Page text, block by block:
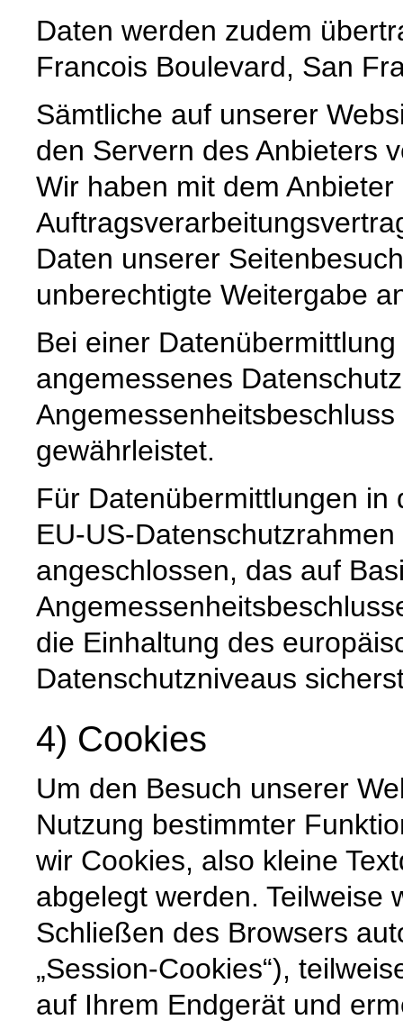
Daten werden zudem
Francois Boulevard, San
Sämtliche auf unserer
den Servern des Anbieters
Wir haben mit dem Anbieter
Daten unserer
unberechtigte Weitergabe
Bei einer
angemessenes
gewährleistet.
Für Datenübermittlungen in
EU-US-
angeschlossen, das auf
die Einhaltung des
Datenschutzniveaus
4) Cookies
Um den Besuch unserer
Nutzung bestimmter
wir Cookies, also kleine
abgelegt werden. Teilweise
Schließen des Browsers
„Session-Cookies“),
auf Ihrem Endgerät und